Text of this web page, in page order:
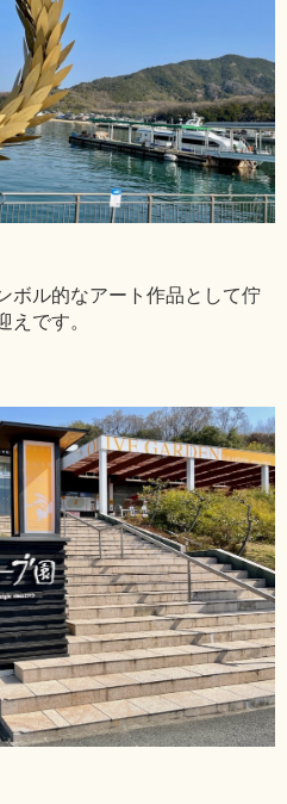
ボル的なアート作品として佇
えです。